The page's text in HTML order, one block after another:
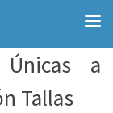
Únicas a
Tallas